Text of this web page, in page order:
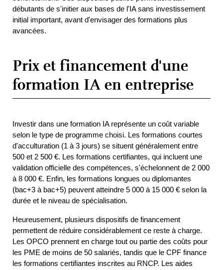
débutants de s'initier aux bases de l'IA sans investissement
initial important, avant d'envisager des formations plus
avancées.
Prix et financement d'une
formation IA en entreprise
Investir dans une formation IA représente un coût variable
selon le type de programme choisi. Les formations courtes
d'acculturation (1 à 3 jours) se situent généralement entre
500 et 2 500 €. Les formations certifiantes, qui incluent une
validation officielle des compétences, s'échelonnent de 2 000
à 8 000 €. Enfin, les formations longues ou diplomantes
(bac+3 à bac+5) peuvent atteindre 5 000 à 15 000 € selon la
durée et le niveau de spécialisation.
Heureusement, plusieurs dispositifs de financement
permettent de réduire considérablement ce reste à charge.
Les OPCO prennent en charge tout ou partie des coûts pour
les PME de moins de 50 salariés, tandis que le CPF finance
les formations certifiantes inscrites au RNCP. Les aides